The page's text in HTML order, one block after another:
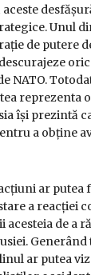
Unul
de putere
NATO.
reprezenta
își prezintă
a obține
ar
a reacției
de a
Generând
ar putea